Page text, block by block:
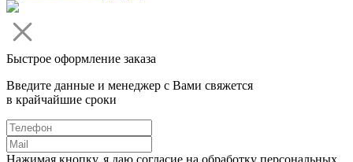
Быстрое оформление заказа
Введите данные и менеджер с Вами свяжется
в крайчайшие сроки
Нажимая кнопку, я даю согласие на обработку персональных